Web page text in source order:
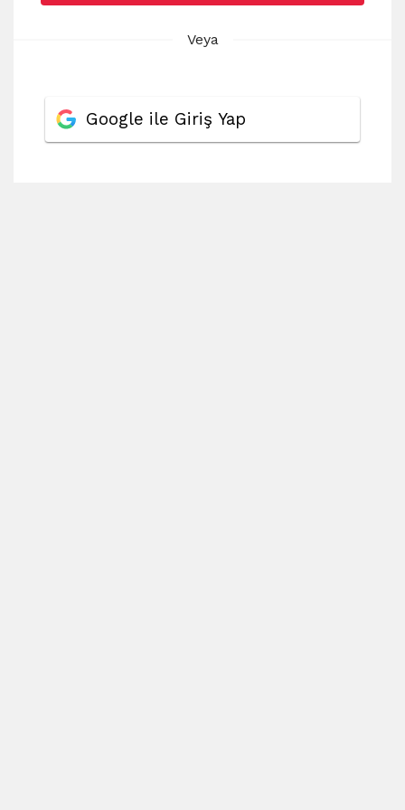
Veya
Google ile Giriş Yap